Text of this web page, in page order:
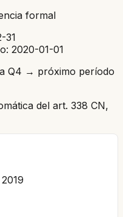
formal
31
2020-01-01
Q4 → próximo período
del art. 338 CN,
2019